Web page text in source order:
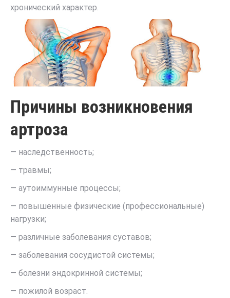
хронический характер.
Причины возникновения
артроза
— наследственность;
— травмы;
— аутоиммунные процессы;
— повышенные физические (профессиональные)
нагрузки;
— различные заболевания суставов;
— заболевания сосудистой системы;
— болезни эндокринной системы;
— пожилой возраст.